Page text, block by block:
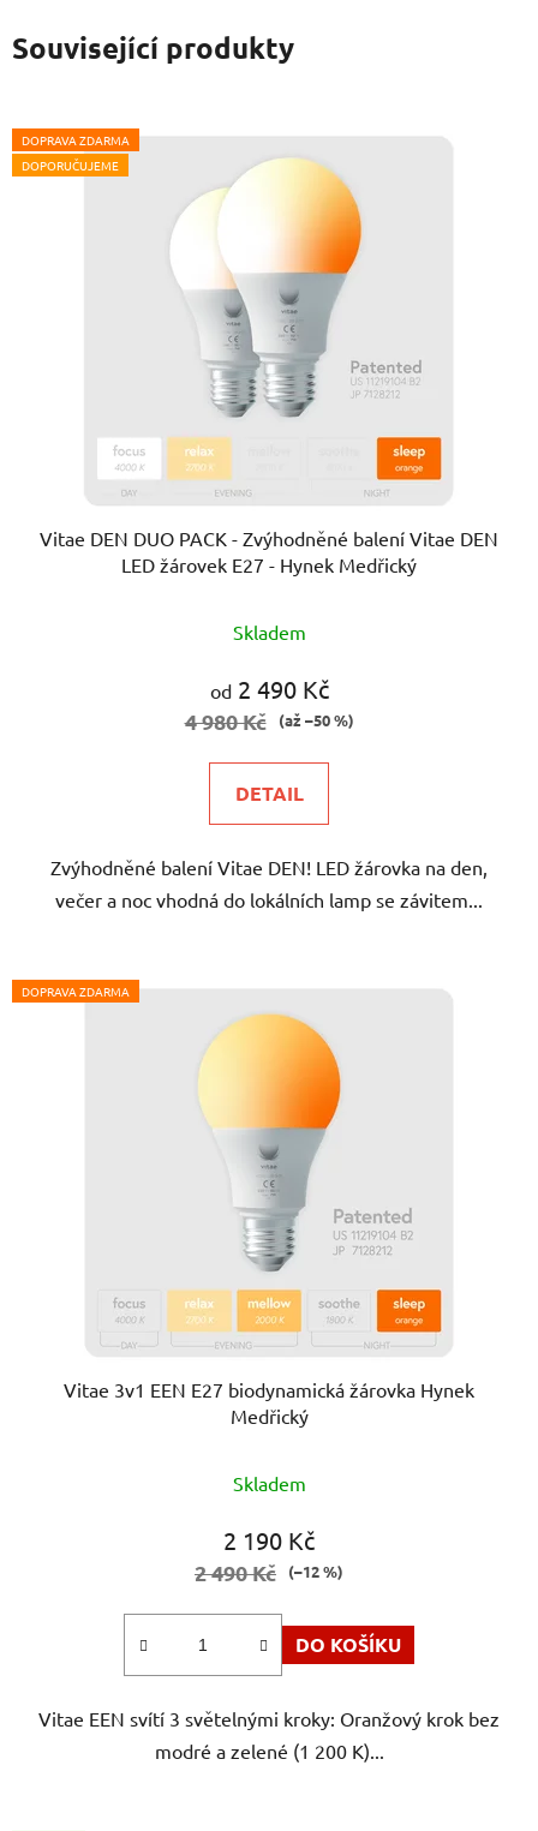
Související produkty
DOPRAVA ZDARMA
DOPORUČUJEME
Vitae DEN DUO PACK - Zvýhodněné balení Vitae DEN
LED žárovek E27 - Hynek Medřický
hodnocení
produktu
5
Skladem
od2 490 Kč
4 980 Kč (až –50 %)
DETAIL
Zvýhodněné balení Vitae DEN! LED žárovka na den,
večer a noc vhodná do lokálních lamp se závitem...
DOPRAVA ZDARMA
Vitae 3v1 EEN E27 biodynamická žárovka Hynek
Medřický
hodnocení
produktu
je
Skladem
2 190 Kč
2 490 Kč (–12 %)
DO KOŠÍKU
Vitae EEN svítí 3 světelnými kroky: Oranžový krok bez
modré a zelené (1 200 K)...